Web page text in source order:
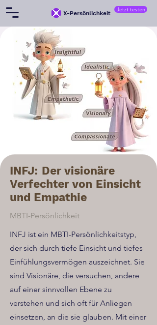
X-Persönlichkeit
Jetzt testen
INFJ: Der visionäre
Verfechter von Einsicht
und Empathie
MBTI-Persönlichkeit
INFJ ist ein MBTI-Persönlichkeitstyp,
der sich durch tiefe Einsicht und tiefes
Einfühlungsvermögen auszeichnet. Sie
sind Visionäre, die versuchen, andere
auf einer sinnvollen Ebene zu
verstehen und sich oft für Anliegen
einsetzen, an die sie glauben. Mit einer